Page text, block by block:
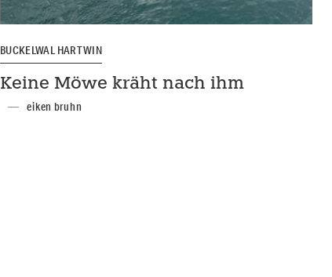
BUCKELWAL HARTWIN
Keine Möwe kräht nach ihm
eiken bruhn